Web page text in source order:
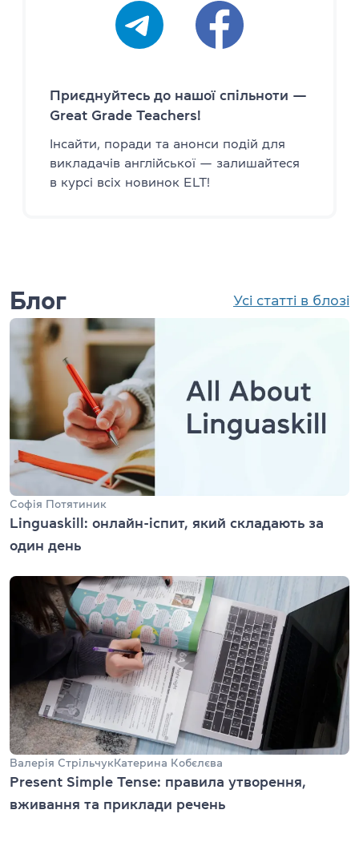
Приєднуйтесь до нашої спільноти —
Great Grade Teachers!
Інсайти, поради та анонси подій для
викладачів англійської — залишайтеся
в курсі всіх новинок ELT!
Блог Усі статті в блозі
Софія Потятиник
Linguaskill: онлайн-іспит, який складають за
один день
Валерія СтрільчукКатерина Кобєлєва
Present Simple Tense: правила утворення,
вживання та приклади речень